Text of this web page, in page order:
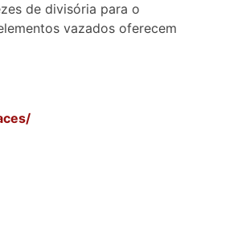
de divisória para o
vazados oferecem